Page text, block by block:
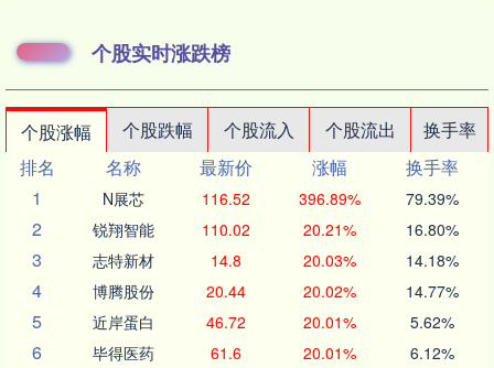
个股实时涨跌榜
个股涨幅 个股跌幅 个股流入 个股流出
换手率
排名
名称 最新价 涨幅
换手率
1
N展芯 116.52 396.89% 79.39%
2 锐翔智能 110.02 20.21% 16.80%
3 志特新材 14.8 20.03% 14.18%
4 博腾股份 20.44 20.02% 14.77%
5 近岸蛋白 46.72 20.01% 5.62%
6 毕得医药 61.6 20.01% 6.12%